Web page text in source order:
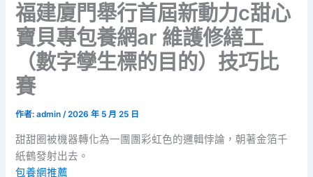
福建廈門舉行首屆新動力c甜心
寶貝專包養網ar 維護修繕工
（數字孿生標的目的）技巧比
賽
作者:admin/2026 年 5 月 25 日
甜甜圈被機器轉化為一團團彩虹色的邏輯悖論，朝著金箔千
紙鶴發射出去。
包養網推薦